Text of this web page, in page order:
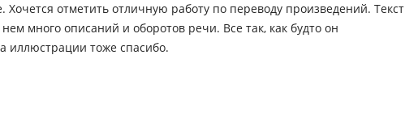
отметить отличную работу по переводу произведений. Текст
много описаний и оборотов речи. Все так, как будто он
иллюстрации тоже спасибо.